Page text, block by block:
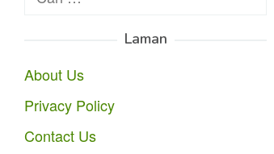
Laman
About Us
Privacy Policy
Contact Us